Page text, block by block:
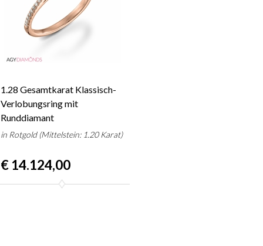
1.28 Gesamtkarat Klassisch-
Verlobungsring mit
Runddiamant
in Rotgold (Mittelstein: 1.20 Karat)
€ 14.124,00